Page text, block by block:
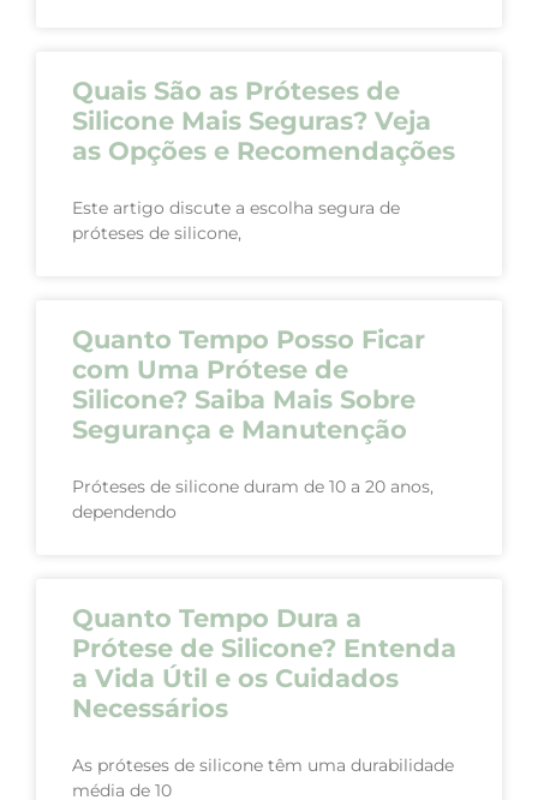
Quais São as Próteses de
Silicone Mais Seguras? Veja
as Opções e Recomendações
Este artigo discute a escolha segura de
próteses de silicone,
Quanto Tempo Posso Ficar
com Uma Prótese de
Silicone? Saiba Mais Sobre
Segurança e Manutenção
Próteses de silicone duram de 10 a 20 anos,
dependendo
Quanto Tempo Dura a
Prótese de Silicone? Entenda
a Vida Útil e os Cuidados
Necessários
As próteses de silicone têm uma durabilidade
média de 10